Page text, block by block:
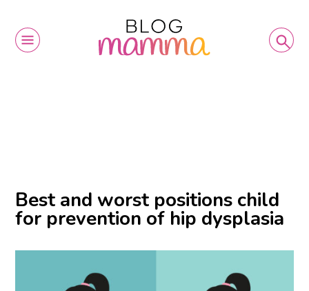
Best and worst positions child
for prevention of hip dysplasia